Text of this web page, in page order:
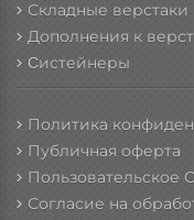
Складные верстаки
Дополнения к
Cистейнеры
Политика
Публичная оферта
Пользовательское
Согласие на